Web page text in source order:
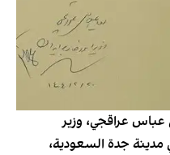
عباس عراقجي، وزير
مدينة جدة السعودية،